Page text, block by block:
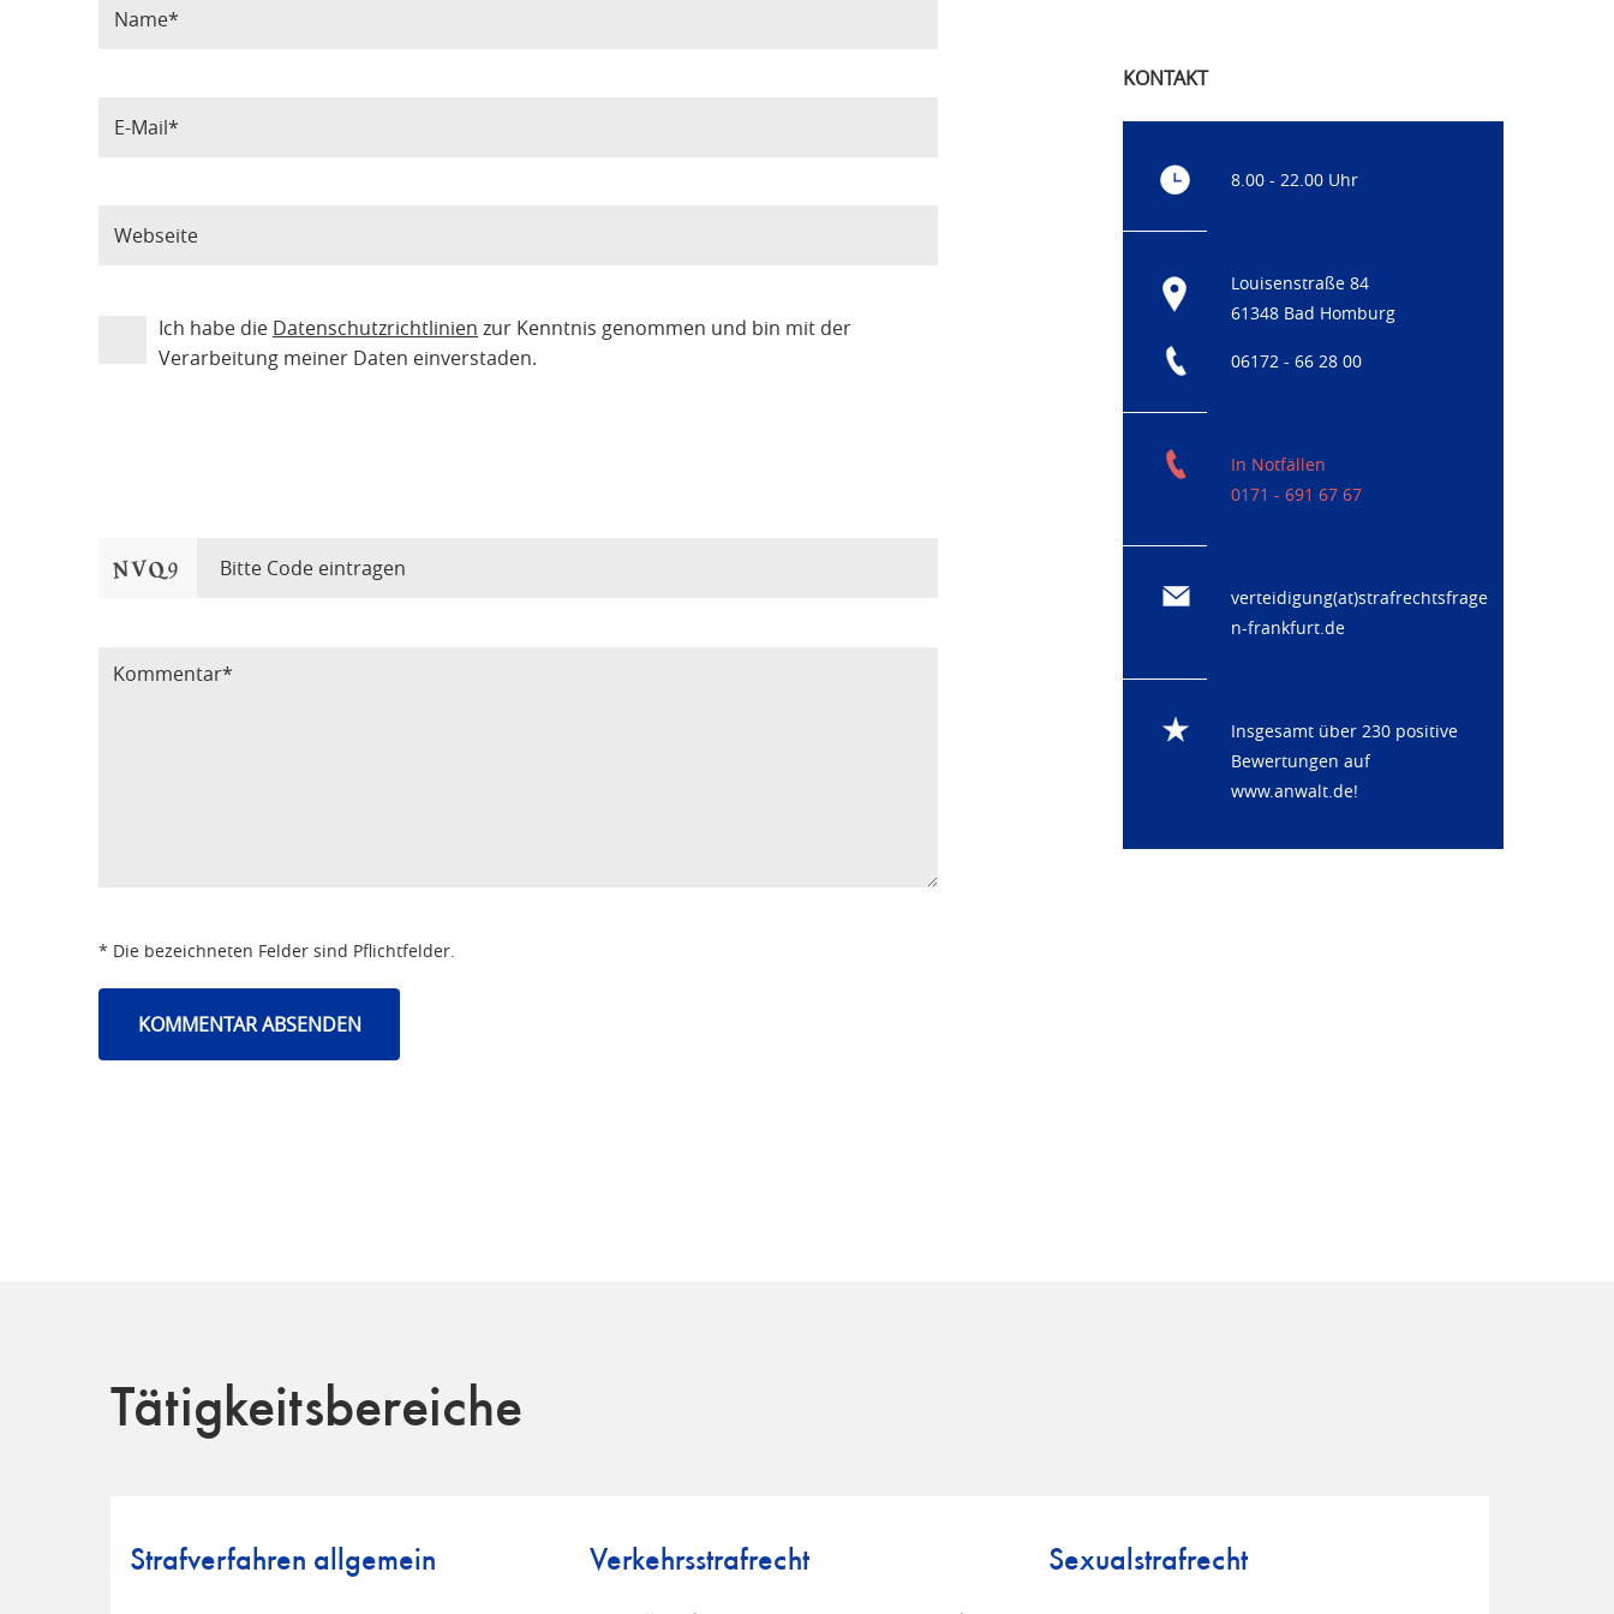
Ich habe die Datenschutzrichtlinien zur Kenntnis genommen und bin mit der
Verarbeitung meiner Daten einverstaden.
* Die bezeichneten Felder sind Pflichtfelder.
KONTAKT
8.00 - 22.00 Uhr
Louisenstraße 84
61348 Bad Homburg
06172 - 66 28 00
In Notfällen
0171 - 691 67 67
verteidigung(at)strafrechtsfrage
n-frankfurt.de
Insgesamt über 230 positive
Bewertungen auf
www.anwalt.de!
Tätigkeitsbereiche
Strafverfahren allgemein Verkehrsstrafrecht Sexualstrafrecht